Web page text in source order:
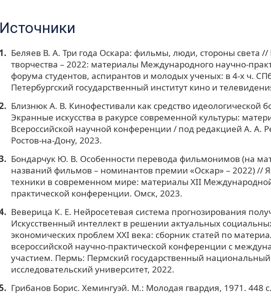
Источники
Беляев В. А. Три года Оскара: фильмы, люди, стороны света
творчества – 2022: материалы Международного научно-
форума студентов, аспирантов и молодых ученых: в 4-х ч.
Петербургский государственный институт кино и
Близнюк А. В. Кинофестивали как средство идеологической
Экранные искусства в ракурсе современной культуры:
Всероссийской научной конференции / под редакцией А. А.
Ростов-на-Дону, 2023.
Бондарчук Ю. В. Особенности перевода фильмонимов (на
названий фильмов – номинантов премии «Оскар» – 2022) //
техники в современном мире: материалы XII
практической конференции. Омск, 2023.
Веверица К. Е. Нейросетевая система прогнозирования
Искусственный интеллект в решении актуальных
экономических проблем XXI века: сборник статей по
всероссийской научно-практической конференции с
участием. Пермь: Пермский государственный национальный
исследовательский университет, 2022.
Грибанов Борис. Хемингуэй. М.: Молодая гвардия, 1971. 448 с.